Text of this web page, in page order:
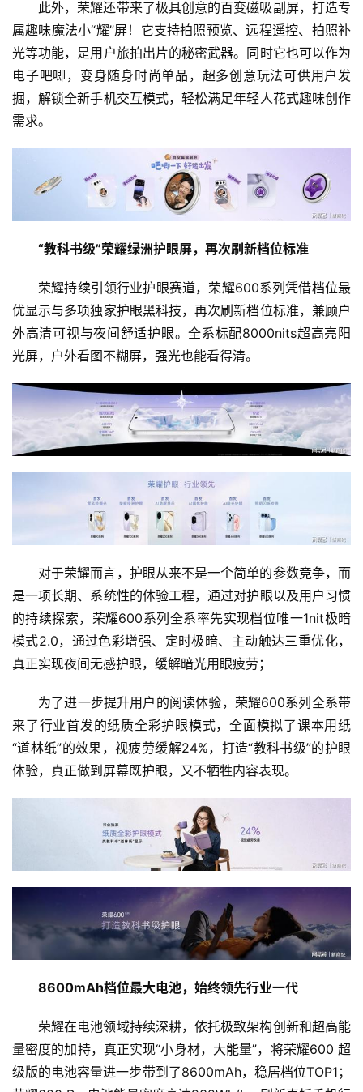
技
快
讯
创
说
新
商
专
栏
专
题
此外，荣耀还带来了极具创意的百变磁吸副屏，打造专
属趣味魔法小“耀”屏！它支持拍照预览、远程遥控、拍照补
光等功能，是用户旅拍出片的秘密武器。同时它也可以作为
电子吧唧，变身随身时尚单品，超多创意玩法可供用户发
掘，解锁全新手机交互模式，轻松满足年轻人花式趣味创作
需求。
“教科书级”荣耀绿洲护眼屏，再次刷新档位标准
荣耀持续引领行业护眼赛道，荣耀600系列凭借档位最
优显示与多项独家护眼黑科技，再次刷新档位标准，兼顾户
外高清可视与夜间舒适护眼。全系标配8000nits超高亮阳
光屏，户外看图不糊屏，强光也能看得清。
对于荣耀而言，护眼从来不是一个简单的参数竞争，而
是一项长期、系统性的体验工程，通过对护眼以及用户习惯
的持续探索，荣耀600系列全系率先实现档位唯一1nit极暗
模式2.0，通过色彩增强、定时极暗、主动触达三重优化，
真正实现夜间无感护眼，缓解暗光用眼疲劳；
为了进一步提升用户的阅读体验，荣耀600系列全系带
来了行业首发的纸质全彩护眼模式，全面模拟了课本用纸
“道林纸”的效果，视疲劳缓解24%，打造“教科书级”的护眼
体验，真正做到屏幕既护眼，又不牺牲内容表现。
8600mAh档位最大电池，始终领先行业一代
荣耀在电池领域持续深耕，依托极致架构创新和超高能
量密度的加持，真正实现“小身材，大能量”，将荣耀600 超
级版的电池容量进一步带到了8600mAh，稳居档位TOP1；